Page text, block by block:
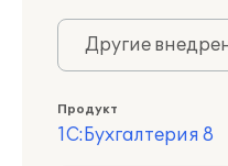
Другие
Продукт
1С:Бухгалтерия 8